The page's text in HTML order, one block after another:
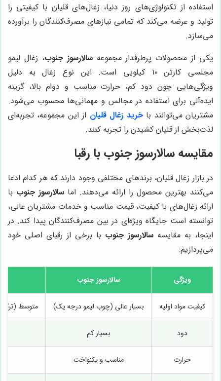
استفاده از تکنولوژی‌های روز دنیا، زغال‌های قلیان با کیفیتی را
تولید و عرضه می‌کند که تمامی نیازهای مصرف‌کنندگان را برآورده
می‌سازد.
یکی از محصولات پرطرفدار مجموعهسالارسوز جنوب، زغال لیمو
مجلسی کارتن ۱۰ کیلویی است. این نوع زغال به دلیل
ویژگی‌هایی چون دود کم، حرارت مناسب و دوام بالا، گزینه
ایده‌آلی برای استفاده در مجالس و مهمانی‌ها محسوب می‌شود.
مشتریان می‌توانند باخرید زغال قلیان از این مجموعه، تجربه‌ای
لذت‌بخش از قلیان کشیدن را تجربه کنند.
مقایسه سالارسوز جنوب با رقبا
در بازار زغال قلیان، برندهای مختلفی وجود دارند که هر کدام ادعا
می‌کنند بهترین محصول را ارائه می‌دهند. اما سالارسوز جنوب با
ارائه زغال‌های با کیفیت، قیمت مناسب و خدمات مشتریان عالی،
توانسته است جایگاه ویژه‌ای در بین مصرف‌کنندگان پیدا کند. در
اینجا، به مقایسه سالارسوز جنوب با برخی از رقبای اصلی خود
می‌پردازیم:
ویژگی سالارسوز جنوب
کیفیت مواد اولیه بسیار عالی (چوب لیمو درجه یک) متوسط
دود بسیار کم
حرارت مناسب و یکنواخت